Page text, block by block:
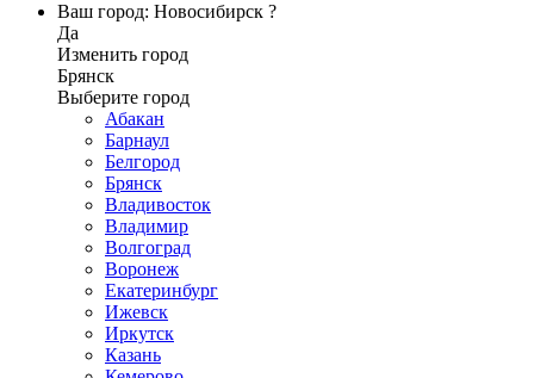
Ваш город: Новосибирск ?
Да
Изменить город
Брянск
Выберите город
Абакан
Барнаул
Белгород
Брянск
Владивосток
Владимир
Волгоград
Воронеж
Екатеринбург
Ижевск
Иркутск
Казань